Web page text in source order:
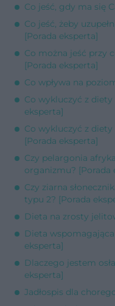
Co jeść, gdy ma się
Co jeść, żeby
[Porada eksperta]
Co można jeść przy
[Porada eksperta]
Co wpływa na
Co wykluczyć z diety
eksperta]
Co wykluczyć z
[Porada eksperta]
Czy pelargonia
organizmu? [Porada
Czy ziarna
typu 2? [Porada
Dieta na zrosty
Dieta
eksperta]
Dlaczego jestem
eksperta]
Jadłospis dla